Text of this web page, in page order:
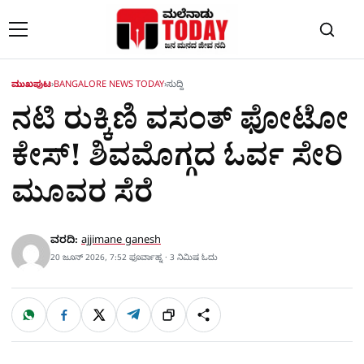
ಮುಖಪುಟ›BANGALORE NEWS TODAY›ಸುದ್ದಿ
ನಟಿ ರುಕ್ಕಿಣಿ ವಸಂತ್ ಫೋಟೋ
ಕೇಸ್​! ಶಿವಮೊಗ್ಗದ ಓರ್ವ ಸೇರಿ
ಮೂವರ ಸೆರೆ
ವರದಿ: ajjimane ganesh
20 ಜೂನ್ 2026, 7:52 ಫೂರ್ವಾಹ್ನ · 3 ನಿಮಿಷ ಓದು
ಹಂಚಿಕೊಳ್ಳಿ
W
a
t
F
c
e
X T
l
e
ಲಿಂ
ಕ್
S
h